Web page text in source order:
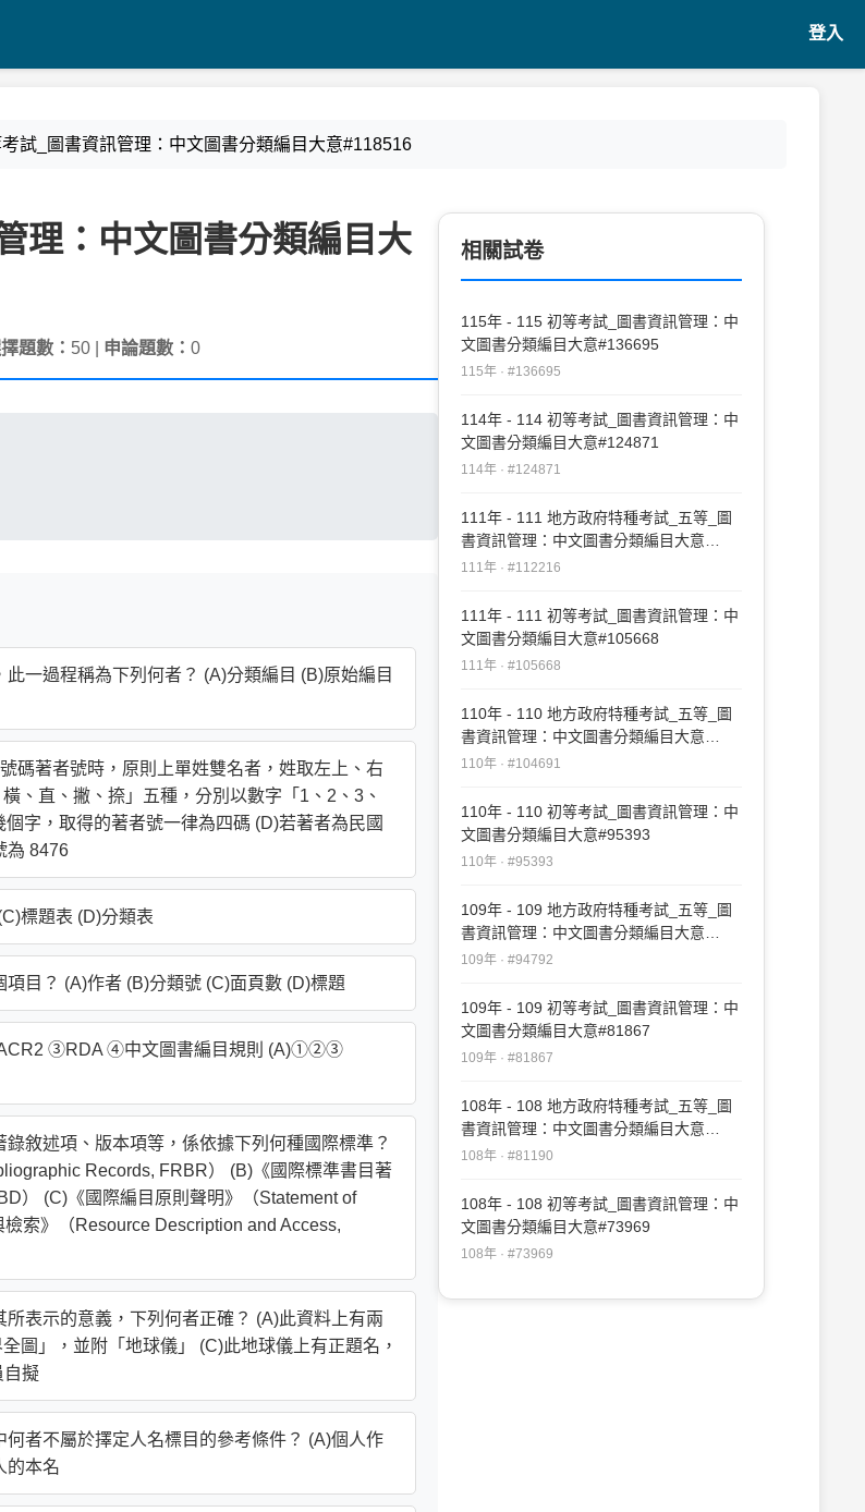
登入
試_圖書資訊管理：中文圖書分類編目大意#118516
理：中文圖書分類編目大
題數： 50 | 申論題數： 0
一過程稱為下列何者？ (A)分類編目 (B)原始編目
碼著者號時，原則上單姓雙名者，姓取左上、右
、直、撇、捺」五種，分別以數字「1、2、3、
字，取得的著者號一律為四碼 (D)若著者為民國
為 8476
標題表 (D)分類表
目？ (A)作者 (B)分類號 (C)面頁數 (D)標題
③RDA ④中文圖書編目規則 (A)①②③
敘述項、版本項等，係依據下列何種國際標準？
Records, FRBR） (B)《國際標準書目著
） (C)《國際編目原則聲明》（Statement of
索》（Resource Description and Access,
表示的意義，下列何者正確？ (A)此資料上有兩
圖」，並附「地球儀」 (C)此地球儀上有正題名，
自擬
者不屬於擇定人名標目的參考條件？ (A)個人作
的本名
相關試卷
115年 - 115 初等考試_圖書資訊管理：中
文圖書分類編目大意#136695
115年 · #136695
114年 - 114 初等考試_圖書資訊管理：中
文圖書分類編目大意#124871
114年 · #124871
111年 - 111 地方政府特種考試_五等_圖
書資訊管理：中文圖書分類編目大意
#112216
111年 · #112216
111年 - 111 初等考試_圖書資訊管理：中
文圖書分類編目大意#105668
111年 · #105668
110年 - 110 地方政府特種考試_五等_圖
書資訊管理：中文圖書分類編目大意
#104691
110年 · #104691
110年 - 110 初等考試_圖書資訊管理：中
文圖書分類編目大意#95393
110年 · #95393
109年 - 109 地方政府特種考試_五等_圖
書資訊管理：中文圖書分類編目大意
#94792
109年 · #94792
109年 - 109 初等考試_圖書資訊管理：中
文圖書分類編目大意#81867
109年 · #81867
108年 - 108 地方政府特種考試_五等_圖
書資訊管理：中文圖書分類編目大意
#81190
108年 · #81190
108年 - 108 初等考試_圖書資訊管理：中
文圖書分類編目大意#73969
108年 · #73969